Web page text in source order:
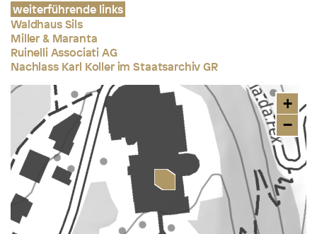
weiterführende links
Waldhaus Sils
Miller & Maranta
Ruinelli Associati AG
Nachlass Karl Koller im Staatsarchiv GR
+
−